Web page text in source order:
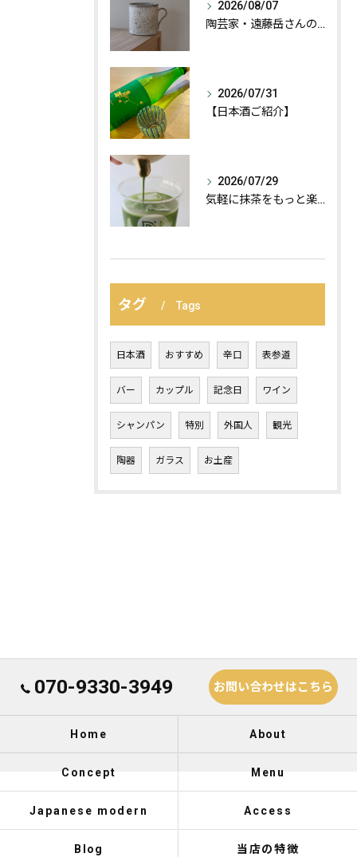
2026/08/07
陶芸家・遠藤岳さんの作品が届きました。
2026/07/31
【日本酒ご紹介】
2026/07/29
気軽に抹茶をもっと楽しむ、おすすめの飲み方の紹介:
タグ Tags
日本酒 おすすめ 辛口 表参道
バー カップル 記念日 ワイン
シャンパン 特別 外国人 観光
陶器 ガラス お土産
070-9330-3949 お問い合わせはこちら
Home About
Concept Menu
Japanese modern Access
Blog 当店の特徴